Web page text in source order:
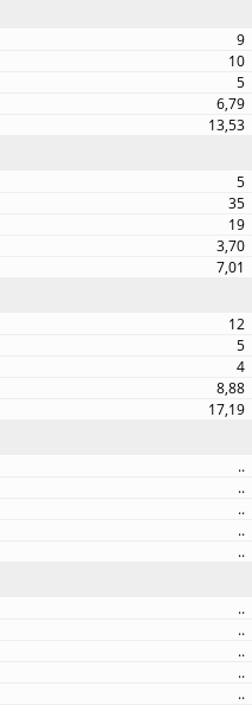
9
10
5
6,79
13,53
5
35
19
3,70
7,01
12
5
4
8,88
17,19
..
..
..
..
..
..
..
..
..
..